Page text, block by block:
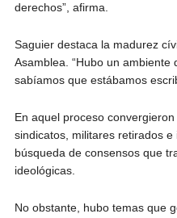
derechos”, afirma.
Saguier destaca la madurez
Asamblea. “Hubo un
sabíamos que estábamos
En aquel proceso
sindicatos, militares retirados
búsqueda de consensos que
ideológicas.
No obstante, hubo temas que